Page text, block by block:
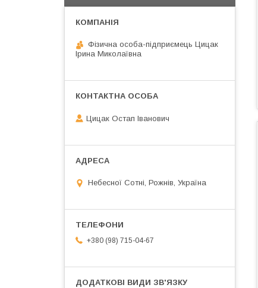
Фізична особа-підприємець Цицак
Ірина Миколаївна
Цицак Остап Іванович
Небесної Сотні, Рожнів, Україна
+380 (98) 715-04-67